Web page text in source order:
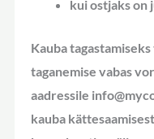
kui ostjaks on
Kauba
taganemise vabas
aadressile
kauba